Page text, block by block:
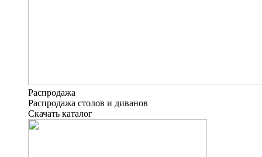
Распродажа
Распродажа столов и диванов
Скачать каталог